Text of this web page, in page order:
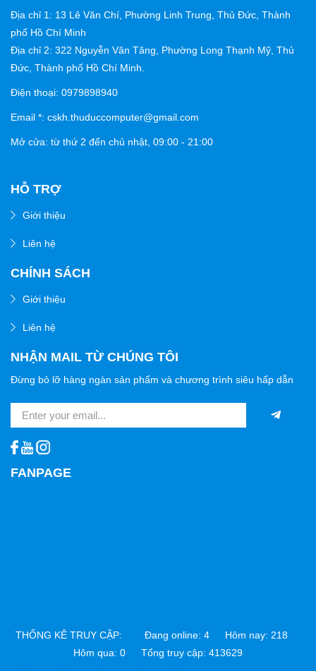
Địa chỉ 1: 13 Lê Văn Chí, Phường Linh Trung, Thủ Đức, Thành
phố Hồ Chí Minh
Địa chỉ 2: 322 Nguyễn Văn Tăng, Phường Long Thạnh Mỹ, Thủ
Đức, Thành phố Hồ Chí Minh.
Điện thoại: 0979898940
Email *: cskh.thuduccomputer@gmail.com
Mở cửa: từ thứ 2 đến chủ nhật, 09:00 - 21:00
HỖ TRỢ
Giới thiệu
Liên hệ
CHÍNH SÁCH
Giới thiệu
Liên hệ
NHẬN MAIL TỪ CHÚNG TÔI
Đừng bỏ lỡ hàng ngàn sản phẩm và chương trình siêu hấp dẫn
FANPAGE
THỐNG KÊ TRUY CẬP:
Đang online: 4 Hôm nay: 218
Hôm qua: 0 Tổng truy cập: 413629